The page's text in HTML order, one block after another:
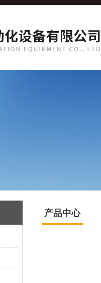
产品中心